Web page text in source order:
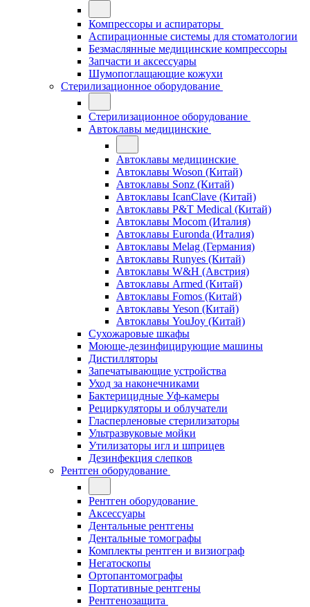
Компрессоры и аспираторы
Аспирационные системы для стоматологии
Безмаслянные медицинские компрессоры
Запчасти и аксессуары
Шумопоглащающие кожухи
Стерилизационное оборудование
Стерилизационное оборудование
Автоклавы медицинские
Автоклавы медицинские
Автоклавы Woson (Китай)
Автоклавы Sonz (Китай)
Автоклавы IcanClave (Китай)
Автоклавы P&T Medical (Китай)
Автоклавы Mocom (Италия)
Автоклавы Euronda (Италия)
Автоклавы Melag (Германия)
Автоклавы Runyes (Китай)
Автоклавы W&H (Австрия)
Автоклавы Armed (Китай)
Автоклавы Fomos (Китай)
Автоклавы Yeson (Китай)
Автоклавы YouJoy (Китай)
Сухожаровые шкафы
Моюще-дезинфицирующие машины
Дистилляторы
Запечатывающие устройства
Уход за наконечниками
Бактерицидные Уф-камеры
Рециркуляторы и облучатели
Гласперленовые стерилизаторы
Ультразвуковые мойки
Утилизаторы игл и шприцев
Дезинфекция слепков
Рентген оборудование
Рентген оборудование
Аксессуары
Дентальные рентгены
Дентальные томографы
Комплекты рентген и визиограф
Негатоскопы
Ортопантомографы
Портативные рентгены
Рентгенозащита